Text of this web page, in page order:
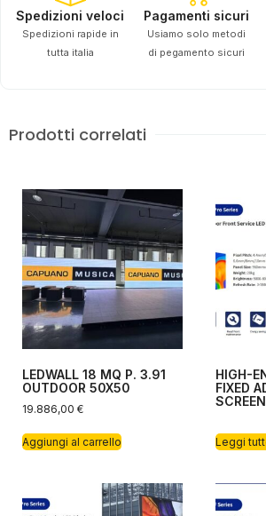
Spedizioni veloci
Spedizioni rapide in
tutta italia
Pagamenti sicuri
Usiamo solo metodi
di pegamento sicuri
Prodotti correlati
LEDWALL 18 MQ P. 3.91
OUTDOOR 50X50
19.886,00 €
Aggiungi al carrello
HIGH-
FIXED
Leggi